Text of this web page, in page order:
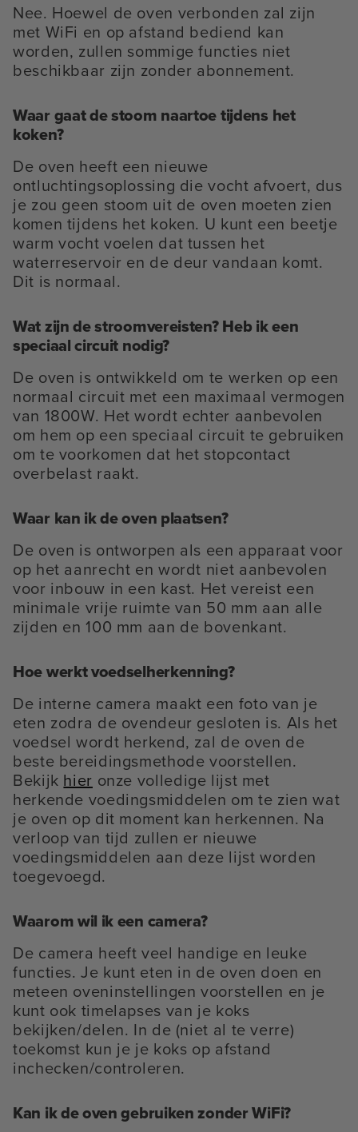
Nee. Hoewel de oven verbonden zal zijn
met WiFi en op afstand bediend kan
worden, zullen sommige functies niet
beschikbaar zijn zonder abonnement.
Waar gaat de stoom naartoe tijdens het
koken?
De oven heeft een nieuwe
ontluchtingsoplossing die vocht afvoert, dus
je zou geen stoom uit de oven moeten zien
komen tijdens het koken. U kunt een beetje
warm vocht voelen dat tussen het
waterreservoir en de deur vandaan komt.
Dit is normaal.
Wat zijn de stroomvereisten? Heb ik een
speciaal circuit nodig?
De oven is ontwikkeld om te werken op een
normaal circuit met een maximaal vermogen
van 1800W. Het wordt echter aanbevolen
om hem op een speciaal circuit te gebruiken
om te voorkomen dat het stopcontact
overbelast raakt.
Waar kan ik de oven plaatsen?
De oven is ontworpen als een apparaat voor
op het aanrecht en wordt niet aanbevolen
voor inbouw in een kast. Het vereist een
minimale vrije ruimte van 50 mm aan alle
zijden en 100 mm aan de bovenkant.
Hoe werkt voedselherkenning?
De interne camera maakt een foto van je
eten zodra de ovendeur gesloten is. Als het
voedsel wordt herkend, zal de oven de
beste bereidingsmethode voorstellen.
Bekijk hier onze volledige lijst met
herkende voedingsmiddelen om te zien wat
je oven op dit moment kan herkennen. Na
verloop van tijd zullen er nieuwe
voedingsmiddelen aan deze lijst worden
toegevoegd.
Waarom wil ik een camera?
De camera heeft veel handige en leuke
functies. Je kunt eten in de oven doen en
meteen oveninstellingen voorstellen en je
kunt ook timelapses van je koks
bekijken/delen. In de (niet al te verre)
toekomst kun je je koks op afstand
inchecken/controleren.
Kan ik de oven gebruiken zonder WiFi?